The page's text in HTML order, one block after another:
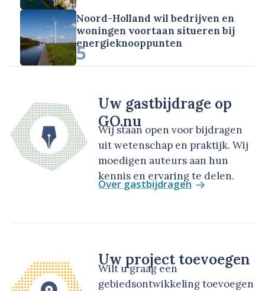
Noord-Holland wil bedrijven en
woningen voortaan situeren bij
energieknooppunten
5
Uw gastbijdrage op
GO.nu
Wij staan open voor bijdragen
uit wetenschap en praktijk. Wij
moedigen auteurs aan hun
kennis en ervaring te delen.
Over gastbijdragen
Uw project toevoegen
Wilt u graag een
gebiedsontwikkeling toevoegen